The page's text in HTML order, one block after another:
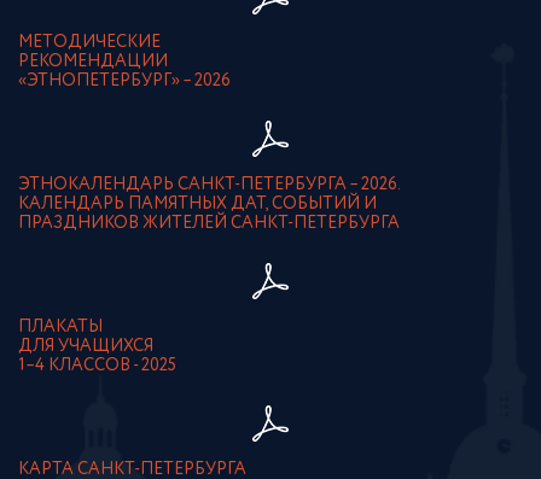
МЕТОДИЧЕСКИЕ
РЕКОМЕНДАЦИИ
«ЭТНОПЕТЕРБУРГ» – 2026
ЭТНОКАЛЕНДАРЬ САНКТ-ПЕТЕРБУРГА – 2026.
КАЛЕНДАРЬ ПАМЯТНЫХ ДАТ, СОБЫТИЙ И
ПРАЗДНИКОВ ЖИТЕЛЕЙ САНКТ-ПЕТЕРБУРГА
ПЛАКАТЫ
ДЛЯ УЧАЩИХСЯ
1–4 КЛАССОВ - 2025
КАРТА САНКТ-ПЕТЕРБУРГА